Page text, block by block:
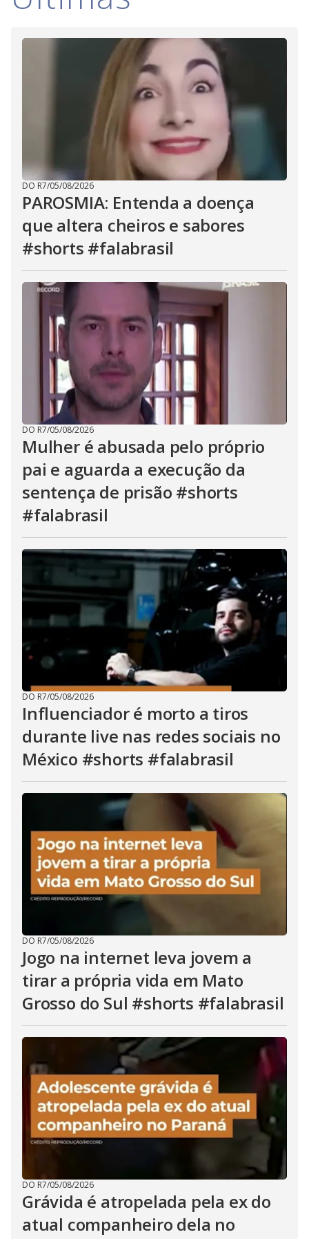
i
d
e
o
DO R7/05/08/2026
PAROSMIA: Entenda a doença
que altera cheiros e sabores
#shorts #falabrasil
DO R7/05/08/2026
Mulher é abusada pelo próprio
pai e aguarda a execução da
sentença de prisão #shorts
#falabrasil
DO R7/05/08/2026
Influenciador é morto a tiros
durante live nas redes sociais no
México #shorts #falabrasil
DO R7/05/08/2026
Jogo na internet leva jovem a
tirar a própria vida em Mato
Grosso do Sul #shorts #falabrasil
DO R7/05/08/2026
Grávida é atropelada pela ex do
atual companheiro dela no